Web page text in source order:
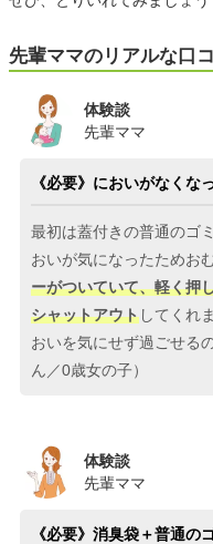
先輩ママのリアルな口
体験談
先輩ママ
《必要》においがなくな
最初は蓋付きの普通のゴ
おいが気になったためお
ーがついていて、軽く押
シャットアウトしてくれ
おいを気にせず過ごせる
ん／0歳女の子）
体験談
先輩ママ
《必要》消臭袋＋普通の